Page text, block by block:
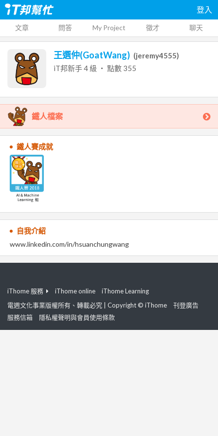
登入
文章 問答 My Project 徵才 聊天
王選仲(GoatWang) (jeremy4555)
iT邦新手4 級 ‧ 點數 355
鐵人檔案
鐵人賽成就
自我介紹
www.linkedin.com/in/hsuanchungwang
iThome 服務 iThome online
iThome Learning
電週文化事業版權所有、轉載必究 | Copyright © iThome
刊登廣告
服務信箱
隱私權聲明與會員使用條款